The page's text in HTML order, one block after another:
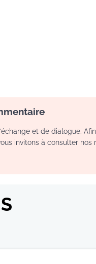
et de dialogue.
invitons à consulter nos